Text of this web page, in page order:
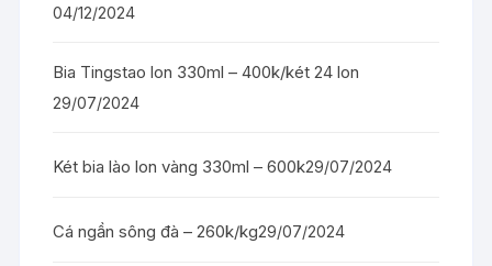
04/12/2024
Bia Tingstao lon 330ml – 400k/két 24 lon
29/07/2024
Két bia lào lon vàng 330ml – 600k29/07/2024
Cá ngần sông đà – 260k/kg29/07/2024